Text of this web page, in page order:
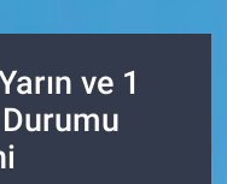
ve 1